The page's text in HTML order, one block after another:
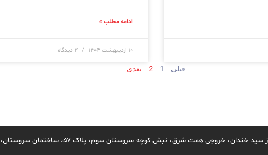
ادامه مطلب »
۱۰ اردیبهشت ۱۴۰۴
قبلی 1
2 بعدی
خندان، خروجی همت شرق، نبش کوچه سروستان سوم، پلاک ۵۷، ساختمان سروستان، واحد ۲